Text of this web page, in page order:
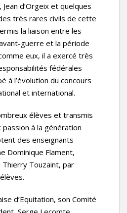
Jean d’Orgeix et quelques
très rares civils de cette
la liaison entre les
guerre et la période
eux, il a exercé très
fédérales
à l’évolution du concours
et international.
élèves et transmis
à la génération
des enseignants
Dominique Flament,
Touzaint, par
d’Equitation, son Comité